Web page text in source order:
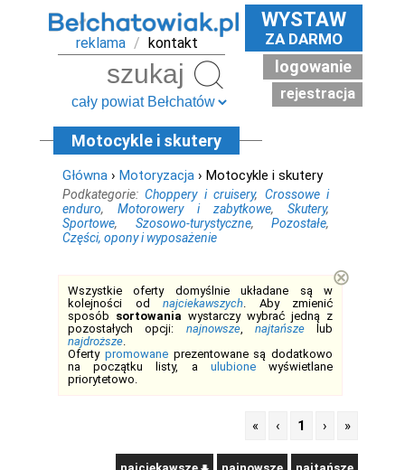
reklama / kontakt
WYSTAW
ZA DARMO
logowanie
rejestracja
Motocykle i skutery
Główna › Motoryzacja › Motocykle i skutery
Podkategorie:Choppery i cruisery, Crossowe i
enduro, Motorowery i zabytkowe, Skutery,
Sportowe, Szosowo-turystyczne, Pozostałe,
Części, opony i wyposażenie
Wszystkie oferty domyślnie układane są w
kolejności od najciekawszych. Aby zmienić
sposób sortowania wystarczy wybrać jedną z
pozostałych opcji: najnowsze, najtańszelub
najdroższe.
Oferty promowaneprezentowane są dodatkowo
na początku listy, a ulubionewyświetlane
priorytetowo.
⊗
« ‹ 1 › »